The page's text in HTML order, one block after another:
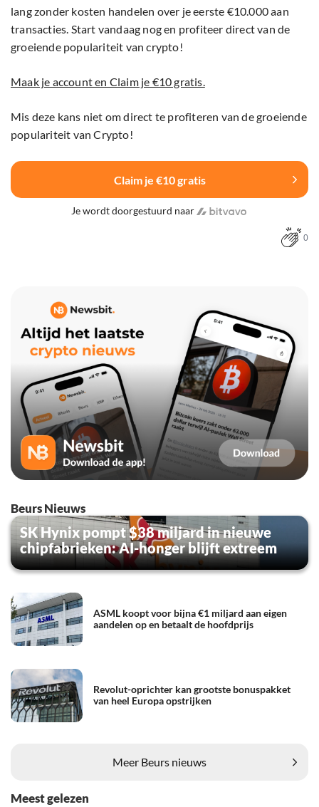
lang zonder kosten handelen over je eerste €10.000 aan
transacties. Start vandaag nog en profiteer direct van de
groeiende populariteit van crypto!
Maak je account en Claim je €10 gratis.
Mis deze kans niet om direct te profiteren van de groeiende
populariteit van Crypto!
Claim je €10 gratis
Je wordt doorgestuurd naar
0
Beurs Nieuws
SK Hynix pompt $38 miljard in nieuwe
chipfabrieken: AI-honger blijft extreem
ASML koopt voor bijna €1 miljard aan eigen
aandelen op en betaalt de hoofdprijs
Revolut-oprichter kan grootste bonuspakket
van heel Europa opstrijken
Meer Beurs nieuws
Meest gelezen